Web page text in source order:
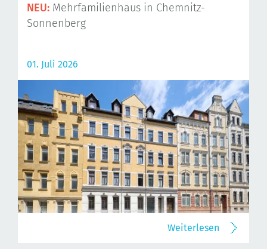
NEU: Mehrfamilienhaus in Chemnitz-
Sonnenberg
01. Juli 2026
Weiterlesen